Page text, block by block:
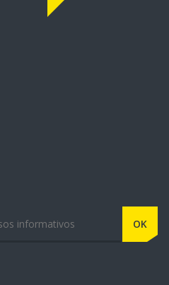
OK